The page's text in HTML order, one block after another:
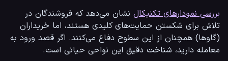
بررسی نمودارهای تکنیکال
معامله دارید، شناخت دقیق این نواحی حیاتی است.